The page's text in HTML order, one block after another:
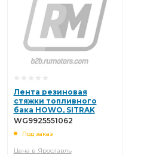
Лента резиновая
стяжки топливного
бака HOWO, SITRAK
WG9925551062
WG9925551062
Под заказ
Цена в Ярославль